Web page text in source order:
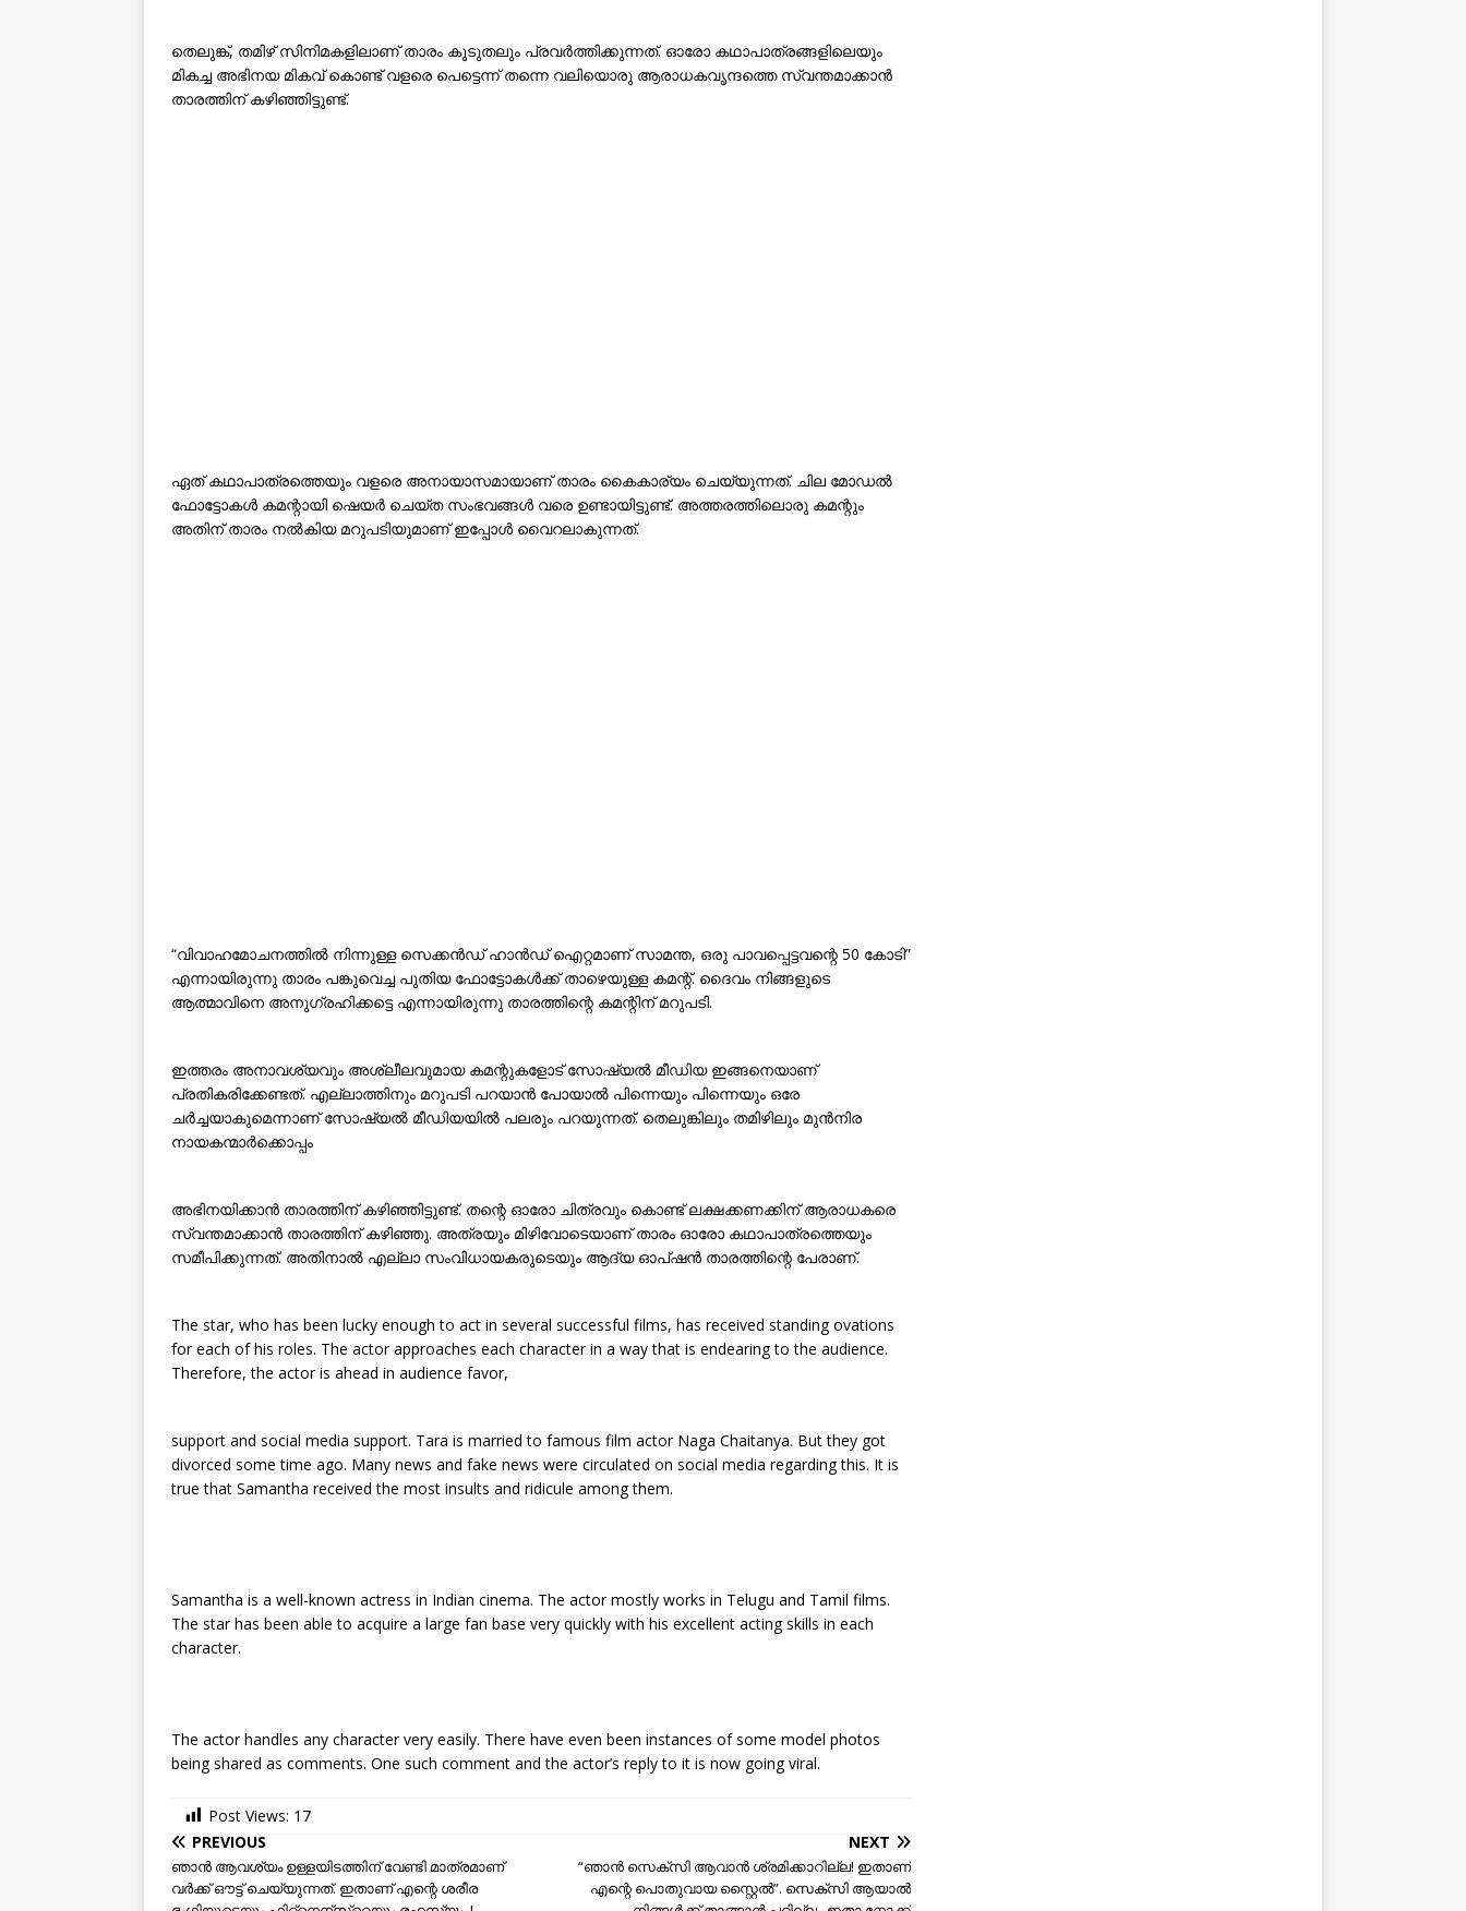
തെലുങ്ക്, തമിഴ് സിനിമകളിലാണ് താരം കൂടുതലും പ്രവർത്തിക്കുന്നത്. ഓരോ കഥാപാത്രങ്ങളിലെയും
മികച്ച അഭിനയ മികവ് കൊണ്ട് വളരെ പെട്ടെന്ന് തന്നെ വലിയൊരു ആരാധകവൃന്ദത്തെ സ്വന്തമാക്കാൻ
താരത്തിന് കഴിഞ്ഞിട്ടുണ്ട്.
ഏത് കഥാപാത്രത്തെയും വളരെ അനായാസമായാണ് താരം കൈകാര്യം ചെയ്യുന്നത്. ചില മോഡൽ
ഫോട്ടോകൾ കമന്റായി ഷെയർ ചെയ്ത സംഭവങ്ങൾ വരെ ഉണ്ടായിട്ടുണ്ട്. അത്തരത്തിലൊരു കമന്റും
അതിന് താരം നൽകിയ മറുപടിയുമാണ് ഇപ്പോൾ വൈറലാകുന്നത്.
“വിവാഹമോചനത്തിൽ നിന്നുള്ള സെക്കൻഡ് ഹാൻഡ് ഐറ്റമാണ് സാമന്ത, ഒരു പാവപ്പെട്ടവന്റെ 50 കോടി”
എന്നായിരുന്നു താരം പങ്കുവെച്ച പുതിയ ഫോട്ടോകൾക്ക് താഴെയുള്ള കമന്റ്. ദൈവം നിങ്ങളുടെ
ആത്മാവിനെ അനുഗ്രഹിക്കട്ടെ എന്നായിരുന്നു താരത്തിന്റെ കമന്റിന് മറുപടി.
ഇത്തരം അനാവശ്യവും അശ്ലീലവുമായ കമന്റുകളോട് സോഷ്യൽ മീഡിയ ഇങ്ങനെയാണ്
പ്രതികരിക്കേണ്ടത്. എല്ലാത്തിനും മറുപടി പറയാൻ പോയാൽ പിന്നെയും പിന്നെയും ഒരേ
ചർച്ചയാകുമെന്നാണ് സോഷ്യൽ മീഡിയയിൽ പലരും പറയുന്നത്. തെലുങ്കിലും തമിഴിലും മുൻനിര
നായകന്മാർക്കൊപ്പം
അഭിനയിക്കാൻ താരത്തിന് കഴിഞ്ഞിട്ടുണ്ട്. തന്റെ ഓരോ ചിത്രവും കൊണ്ട് ലക്ഷക്കണക്കിന് ആരാധകരെ
സ്വന്തമാക്കാൻ താരത്തിന് കഴിഞ്ഞു. അത്രയും മിഴിവോടെയാണ് താരം ഓരോ കഥാപാത്രത്തെയും
സമീപിക്കുന്നത്. അതിനാൽ എല്ലാ സംവിധായകരുടെയും ആദ്യ ഓപ്ഷൻ താരത്തിന്റെ പേരാണ്.
The star, who has been lucky enough to act in several successful films, has received standing ovations
for each of his roles. The actor approaches each character in a way that is endearing to the audience.
Therefore, the actor is ahead in audience favor,
support and social media support. Tara is married to famous film actor Naga Chaitanya. But they got
divorced some time ago. Many news and fake news were circulated on social media regarding this. It is
true that Samantha received the most insults and ridicule among them.
Samantha is a well-known actress in Indian cinema. The actor mostly works in Telugu and Tamil films.
The star has been able to acquire a large fan base very quickly with his excellent acting skills in each
character.
The actor handles any character very easily. There have even been instances of some model photos
being shared as comments. One such comment and the actor’s reply to it is now going viral.
Post Views: 17
PREVIOUS
ഞാന്‍ ആവശ്യം ഉള്ളയിടത്തിന് വേണ്ടി മാത്രമാണ്
വര്‍ക്ക്‌ ഔട്ട്‌ ചെയ്യുന്നത്. ഇതാണ് എന്റെ ശരീര
NEXT
“ഞാൻ സെക്സി ആവാൻ ശ്രമിക്കാറില്ല! ഇതാണ്
എന്റെ പൊതുവായ സ്റ്റൈൽ”. സെക്സി ആയാല്‍